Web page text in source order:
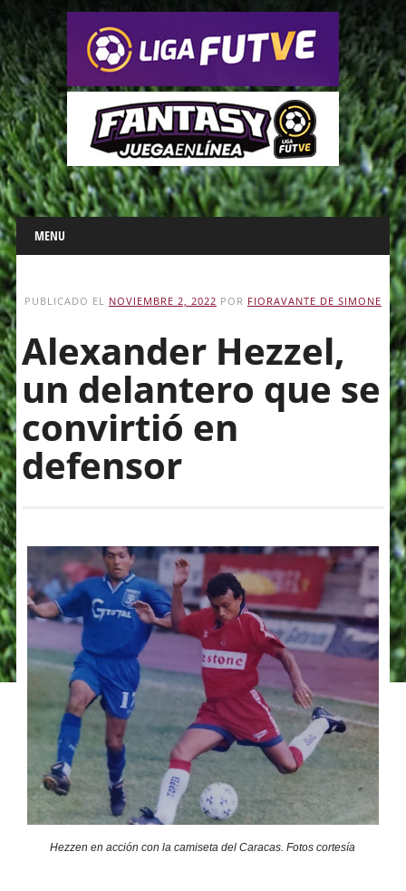
Main menu
Skip
to
content
MENU
PUBLICADO EL NOVIEMBRE 2, 2022 POR FIORAVANTE DE SIMONE
Alexander Hezzel,
un delantero que se
convirtió en
defensor
Hezzen en acción con la camiseta del Caracas. Fotos cortesía